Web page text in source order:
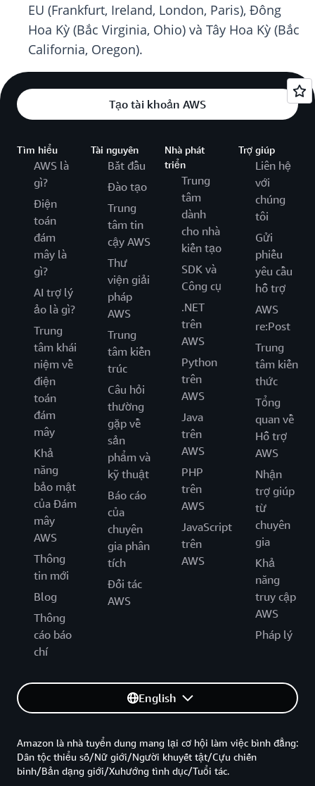
EU (Frankfurt, Ireland, London, Paris), Đông
Hoa Kỳ (Bắc Virginia, Ohio) và Tây Hoa Kỳ (Bắc
California, Oregon).
Tạo tài khoản AWS
Tìm hiểu
AWS là
gì?
Điện
toán
đám
mây là
gì?
AI trợ lý
ảo là gì?
Trung
tâm khái
niệm về
điện
toán
đám
mây
Khả
năng
bảo mật
của Đám
mây
AWS
Thông
tin mới
Blog
Thông
cáo báo
chí
Tài nguyên
Bắt đầu
Đào tạo
Trung
tâm tin
cậy AWS
Thư
viện giải
pháp
AWS
Trung
tâm kiến
trúc
Câu hỏi
thường
gặp về
sản
phẩm và
kỹ thuật
Báo cáo
của
chuyên
gia phân
tích
Đối tác
AWS
Nhà phát
triển
Trung
tâm
dành
cho nhà
kiến tạo
SDK và
Công cụ
.NET
trên
AWS
Python
trên
AWS
Java
trên
AWS
PHP
trên
AWS
JavaScript
trên
AWS
Trợ giúp
Liên hệ
với
chúng
tôi
Gửi
phiếu
yêu cầu
hỗ trợ
AWS
re:Post
Trung
tâm kiến
thức
Tổng
quan về
Hỗ trợ
AWS
Nhận
trợ giúp
từ
chuyên
gia
Khả
năng
truy cập
AWS
Pháp lý
English
Amazon là nhà tuyển dung mang lại cơ hội làm việc bình đẳng:
Dân tộc thiểu số/Nữ giới/Người khuyết tật/Cựu chiến
binh/Bản dạng giới/Xuhướng tình dục/Tuổi tác.